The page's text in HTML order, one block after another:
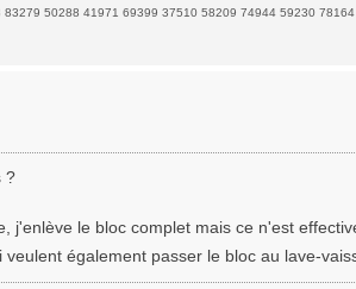
50288 41971 69399 37510 58209 74944 59230
?
j'enlève le bloc complet mais ce n'est
également passer le bloc au lave-